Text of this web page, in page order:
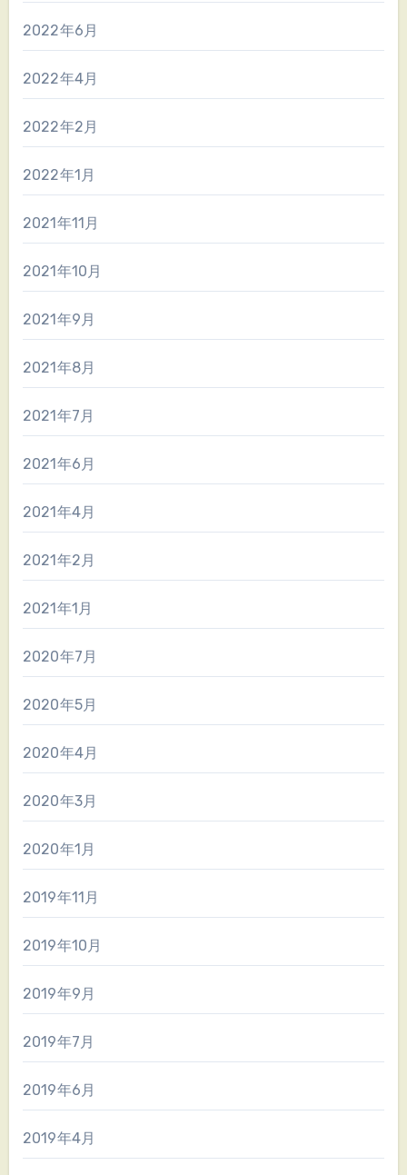
2022年6月
2022年4月
2022年2月
2022年1月
2021年11月
2021年10月
2021年9月
2021年8月
2021年7月
2021年6月
2021年4月
2021年2月
2021年1月
2020年7月
2020年5月
2020年4月
2020年3月
2020年1月
2019年11月
2019年10月
2019年9月
2019年7月
2019年6月
2019年4月